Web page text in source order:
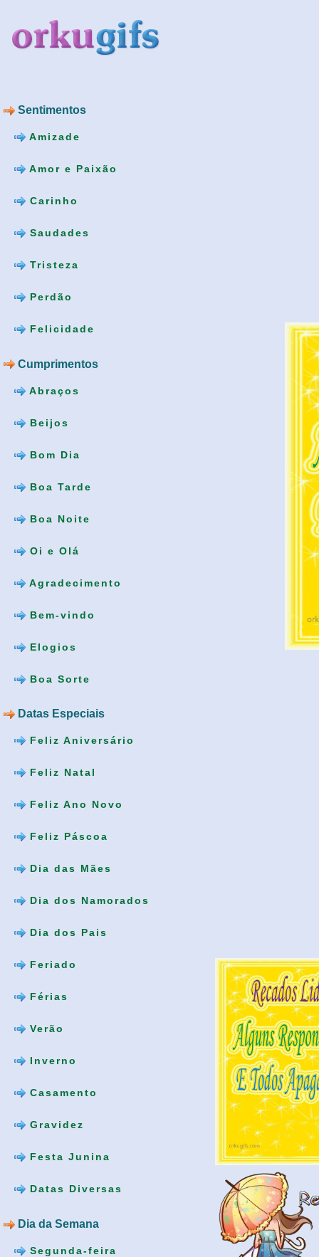
Sentimentos
Amizade
Amor e Paixão
Carinho
Saudades
Tristeza
Perdão
Felicidade
Cumprimentos
Abraços
Beijos
Bom Dia
Boa Tarde
Boa Noite
Oi e Olá
Agradecimento
Bem-vindo
Elogios
Boa Sorte
Datas Especiais
Feliz Aniversário
Feliz Natal
Feliz Ano Novo
Feliz Páscoa
Dia das Mães
Dia dos Namorados
Dia dos Pais
Feriado
Férias
Verão
Inverno
Casamento
Gravidez
Festa Junina
Datas Diversas
Dia da Semana
Segunda-feira